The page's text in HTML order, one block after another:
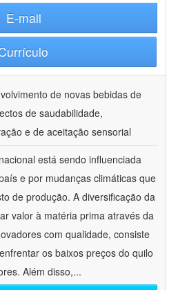
E-mail
de novas bebidas de
de saudabilidade,
e de aceitação sensorial
está sendo influenciada
e por mudanças climáticas que
de produção. A diversificação da
valor à matéria prima através da
com qualidade, consiste
os baixos preços do quilo
Além disso,...